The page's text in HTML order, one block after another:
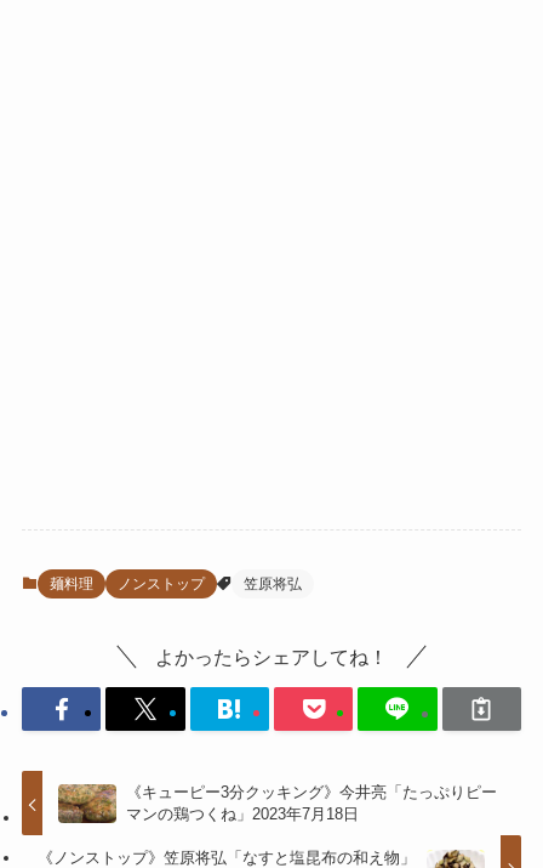
麺料理 ノンストップ 笠原将弘
よかったらシェアしてね！
《キューピー3分クッキング》今井亮「たっぷりピー
マンの鶏つくね」2023年7月18日
《ノンストップ》笠原将弘「なすと塩昆布の和え物」